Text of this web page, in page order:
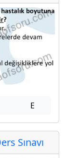
E
Sınavı